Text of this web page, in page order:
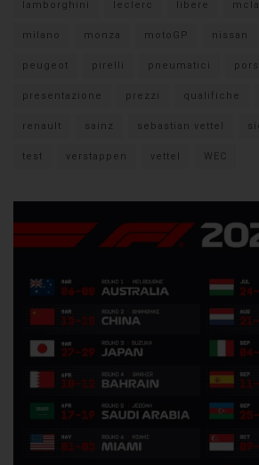
lamborghini leclerc libere
milano monza motoGP nissan
peugeot pirelli pneumatici
presentazione prezzi qualifiche
renault sainz sebastian vettel
test verstappen vettel WEC